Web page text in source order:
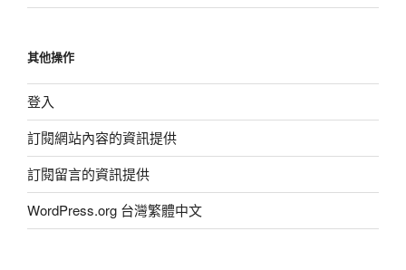
其他操作
登入
訂閱網站內容的資訊提供
訂閱留言的資訊提供
WordPress.org 台灣繁體中文